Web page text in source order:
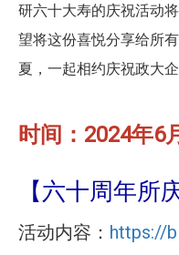
研六十大寿的庆祝活动
望将这份喜悦分享给所
夏，一起相约庆祝政大
时间：2024年6
【六十周年所
活动内容： https://